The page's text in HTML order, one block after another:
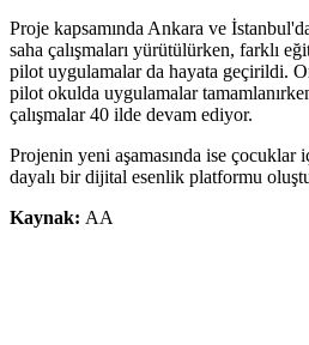
Proje kapsamında Ankara ve
saha çalışmaları yürütülürken, farklı
pilot uygulamalar da hayata geçirildi.
pilot okulda uygulamalar
çalışmalar 40 ilde devam ediyor.
Projenin yeni aşamasında ise
dayalı bir dijital esenlik platformu
Kaynak: AA